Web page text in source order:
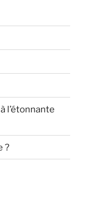
l’étonnante
?